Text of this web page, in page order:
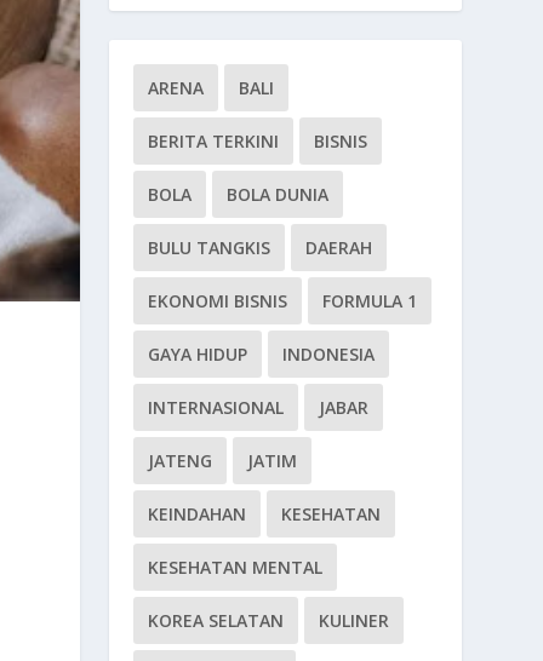
ARENA BALI
BERITA TERKINI BISNIS
BOLA BOLA DUNIA
BULU TANGKIS DAERAH
EKONOMI BISNIS FORMULA 1
GAYA HIDUP INDONESIA
INTERNASIONAL JABAR
JATENG JATIM
KEINDAHAN KESEHATAN
KESEHATAN MENTAL
KOREA SELATAN KULINER